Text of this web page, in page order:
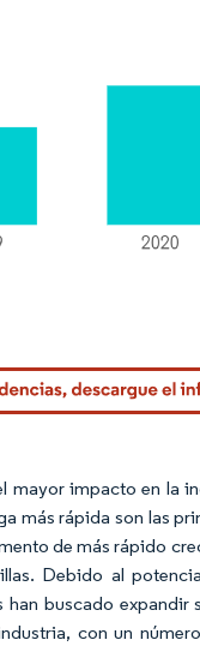
CC BY 4.0.
impacto en la
más rápida son las
de más rápido
Debido al
buscado
con un